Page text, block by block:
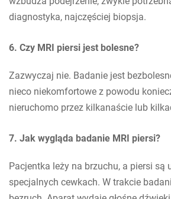
diagnostyka, najczęściej biopsja.
6. Czy MRI piersi jest bolesne?
Zazwyczaj nie. Badanie jest
nieco niekomfortowe z powodu
nieruchomo przez kilkanaście lub
7. Jak wygląda badanie MRI piersi?
Pacjentka leży na brzuchu, a piersi są
specjalnych cewkach. W trakcie